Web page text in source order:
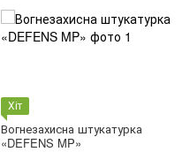
Хіт
Вогнезахисна штукатурка
«DEFENS MP»